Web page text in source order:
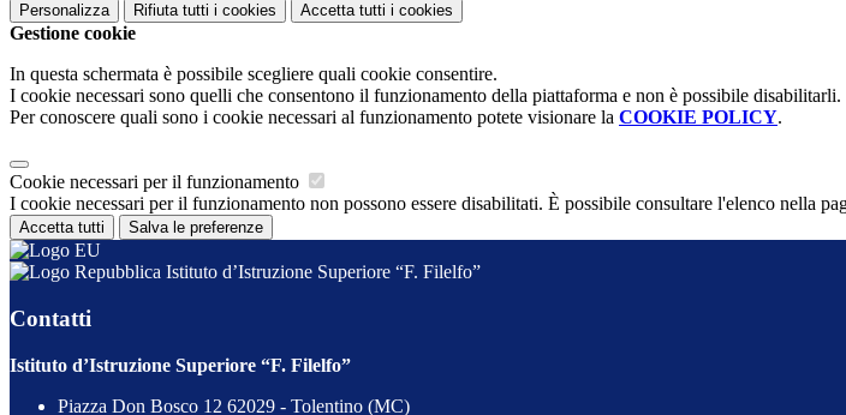
Personalizza Rifiuta tutti i cookies Accetta tutti i cookies
Gestione cookie
In questa schermata è possibile scegliere quali cookie consentire.
I cookie necessari sono quelli che consentono il funzionamento della piattaforma e non è possibile disabilitarli.
Per conoscere quali sono i cookie necessari al funzionamento potete visionare la COOKIE POLICY.
Cookie necessari per il funzionamento
I cookie necessari per il funzionamento non possono essere disabilitati. È possibile consultare l'elenco nella
Accetta tutti Salva le preferenze
Istituto d’Istruzione Superiore “F. Filelfo”
Contatti
Istituto d’Istruzione Superiore “F. Filelfo”
Piazza Don Bosco 12 62029 - Tolentino (MC)